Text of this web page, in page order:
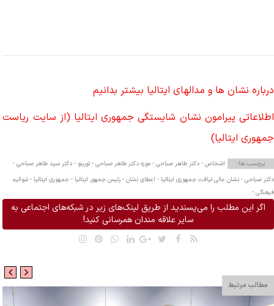
درباره نشان ها و مدالهای ایتالیا بیشتر بدانیم
اطلاعاتی پیرامون نشان شایستگی جمهوری ایتالیا (از سایت ریاست
جمهوری ایتالیا)
برچسب ها: اشخاص - دکتر طاهر صباحی - موزه دکتر طاهر صباحی - تورینو - دکتر سید طاهر صباحی -
دکتر صباحی - نشان عالی لیاقت جمهوری ایتالیا - اعطای نشان - رئیس جمهور ایتالیا - جمهوری ایتالیا - شوالیه
فرهنگی -
اگر این مطلب را می‌پسندید از طریق لینک‌های زیر در شبکه‌های اجتماعی به
سایر علاقه مندان همرسانی کنید!
مطالب مرتبط